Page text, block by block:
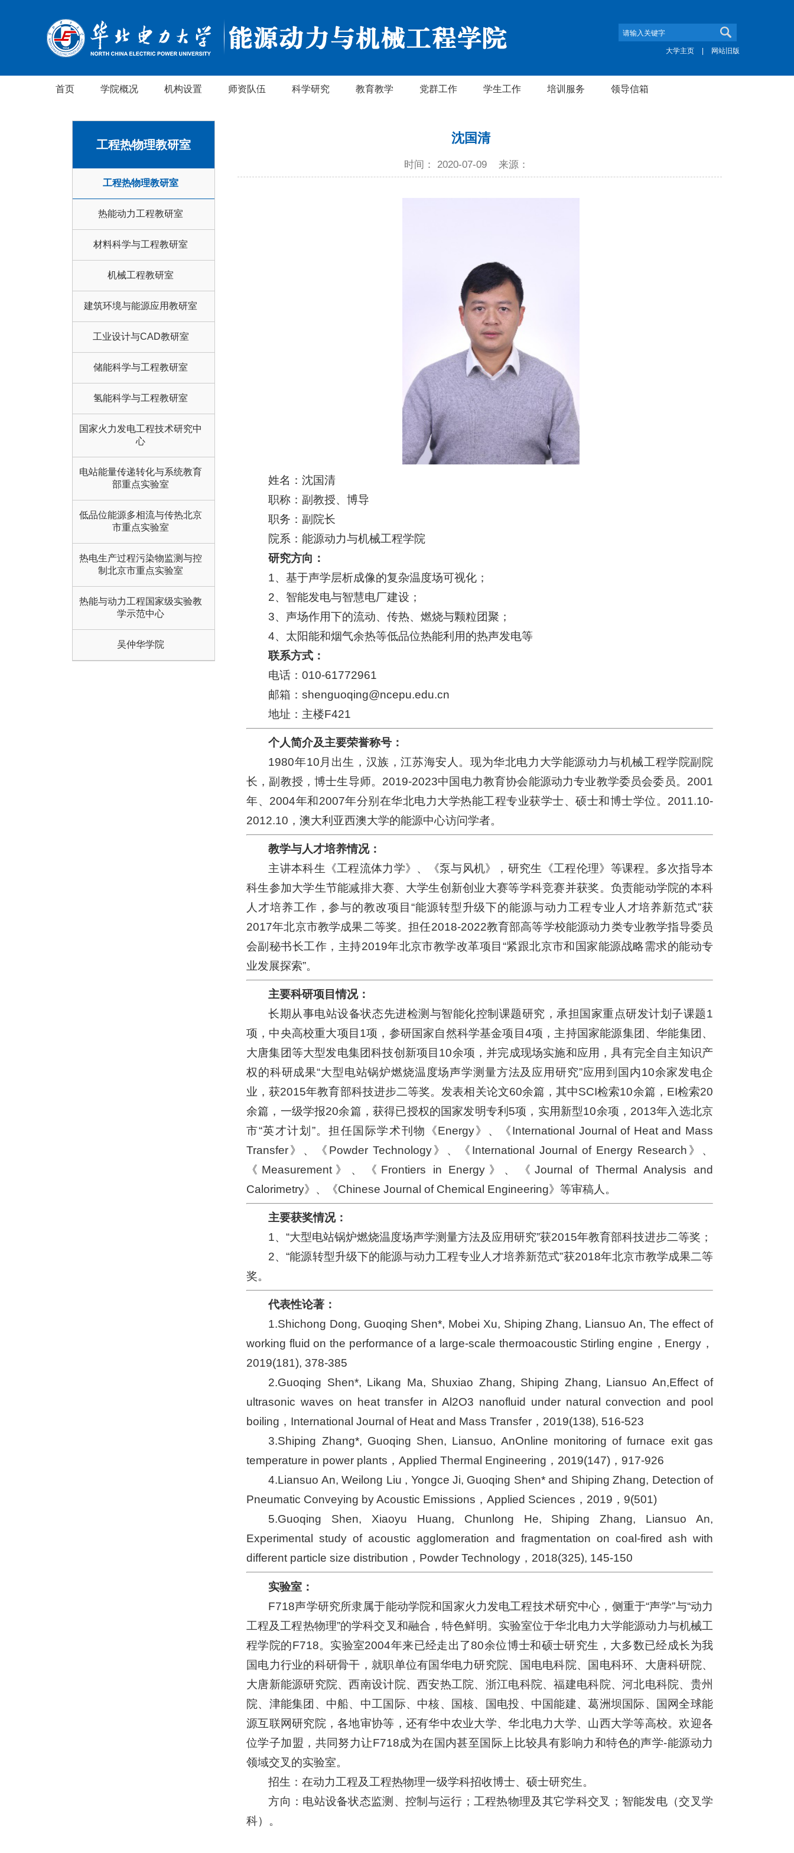
大学主页 网站旧版
首页 学院概况 机构设置 师资队伍 科学研究 教育教学 党群工作 学生工作 培训服务 领导信箱
工程热物理教研室
工程热物理教研室
热能动力工程教研室
材料科学与工程教研室
机械工程教研室
建筑环境与能源应用教研室
工业设计与CAD教研室
储能科学与工程教研室
氢能科学与工程教研室
国家火力发电工程技术研究中
心
电站能量传递转化与系统教育
部重点实验室
低品位能源多相流与传热北京
市重点实验室
热电生产过程污染物监测与控
制北京市重点实验室
热能与动力工程国家级实验教
学示范中心
吴仲华学院
沈国清
时间： 2020-07-09 来源：
姓名：沈国清
职称：副教授、博导
职务：副院长
院系：能源动力与机械工程学院
研究方向：
1、基于声学层析成像的复杂温度场可视化；
2、智能发电与智慧电厂建设；
3、声场作用下的流动、传热、燃烧与颗粒团聚；
4、太阳能和烟气余热等低品位热能利用的热声发电等
联系方式：
电话：010-61772961
邮箱：shenguoqing@ncepu.edu.cn
地址：主楼F421
个人简介及主要荣誉称号：
1980年10月出生，汉族，江苏海安人。现为华北电力大学能源动力与机械工程学院副院
长，副教授，博士生导师。2019-2023中国电力教育协会能源动力专业教学委员会委员。2001
年、2004年和2007年分别在华北电力大学热能工程专业获学士、硕士和博士学位。2011.10-
2012.10，澳大利亚西澳大学的能源中心访问学者。
教学与人才培养情况：
主讲本科生《工程流体力学》、《泵与风机》，研究生《工程伦理》等课程。多次指导本
科生参加大学生节能减排大赛、大学生创新创业大赛等学科竞赛并获奖。负责能动学院的本科
人才培养工作，参与的教改项目“能源转型升级下的能源与动力工程专业人才培养新范式”获
2017年北京市教学成果二等奖。担任2018-2022教育部高等学校能源动力类专业教学指导委员
会副秘书长工作，主持2019年北京市教学改革项目“紧跟北京市和国家能源战略需求的能动专
业发展探索”。
主要科研项目情况：
长期从事电站设备状态先进检测与智能化控制课题研究，承担国家重点研发计划子课题1
项，中央高校重大项目1项，参研国家自然科学基金项目4项，主持国家能源集团、华能集团、
大唐集团等大型发电集团科技创新项目10余项，并完成现场实施和应用，具有完全自主知识产
权的科研成果“大型电站锅炉燃烧温度场声学测量方法及应用研究”应用到国内10余家发电企
业，获2015年教育部科技进步二等奖。发表相关论文60余篇，其中SCI检索10余篇，EI检索20
余篇，一级学报20余篇，获得已授权的国家发明专利5项，实用新型10余项，2013年入选北京
市“英才计划”。担任国际学术刊物《Energy》、《International Journal of Heat and Mass
Transfer》、《Powder Technology》、《International Journal of Energy Research》、
《Measurement》、《Frontiers in Energy》、《Journal of Thermal Analysis and
Calorimetry》、《Chinese Journal of Chemical Engineering》等审稿人。
主要获奖情况：
1、“大型电站锅炉燃烧温度场声学测量方法及应用研究”获2015年教育部科技进步二等奖；
2、“能源转型升级下的能源与动力工程专业人才培养新范式”获2018年北京市教学成果二等
奖。
代表性论著：
1.Shichong Dong, Guoqing Shen*, Mobei Xu, Shiping Zhang, Liansuo An, The effect of
working fluid on the performance of a large-scale thermoacoustic Stirling engine，Energy，
2019(181), 378-385
2.Guoqing Shen*, Likang Ma, Shuxiao Zhang, Shiping Zhang, Liansuo An,Effect of
ultrasonic waves on heat transfer in Al2O3 nanofluid under natural convection and pool
boiling，International Journal of Heat and Mass Transfer，2019(138), 516-523
3.Shiping Zhang*, Guoqing Shen, Liansuo, AnOnline monitoring of furnace exit gas
temperature in power plants，Applied Thermal Engineering，2019(147)，917-926
4.Liansuo An, Weilong Liu , Yongce Ji, Guoqing Shen* and Shiping Zhang, Detection of
Pneumatic Conveying by Acoustic Emissions，Applied Sciences，2019，9(501)
5.Guoqing Shen, Xiaoyu Huang, Chunlong He, Shiping Zhang, Liansuo An,
Experimental study of acoustic agglomeration and fragmentation on coal-fired ash with
different particle size distribution，Powder Technology，2018(325), 145-150
实验室：
F718声学研究所隶属于能动学院和国家火力发电工程技术研究中心，侧重于“声学”与“动力
工程及工程热物理”的学科交叉和融合，特色鲜明。实验室位于华北电力大学能源动力与机械工
程学院的F718。实验室2004年来已经走出了80余位博士和硕士研究生，大多数已经成长为我
国电力行业的科研骨干，就职单位有国华电力研究院、国电电科院、国电科环、大唐科研院、
大唐新能源研究院、西南设计院、西安热工院、浙江电科院、福建电科院、河北电科院、贵州
院、津能集团、中船、中工国际、中核、国核、国电投、中国能建、葛洲坝国际、国网全球能
源互联网研究院，各地审协等，还有华中农业大学、华北电力大学、山西大学等高校。欢迎各
位学子加盟，共同努力让F718成为在国内甚至国际上比较具有影响力和特色的声学-能源动力
领域交叉的实验室。
招生：在动力工程及工程热物理一级学科招收博士、硕士研究生。
方向：电站设备状态监测、控制与运行；工程热物理及其它学科交叉；智能发电（交叉学
科）。